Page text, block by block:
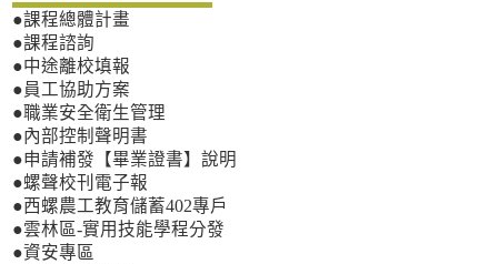
●課程總體計畫
●課程諮詢
●中途離校填報
●員工協助方案
●職業安全衛生管理
●內部控制聲明書
●申請補發【畢業證書】說明
●螺聲校刊電子報
●西螺農工教育儲蓄402專戶
●雲林區-實用技能學程分發
●資安專區